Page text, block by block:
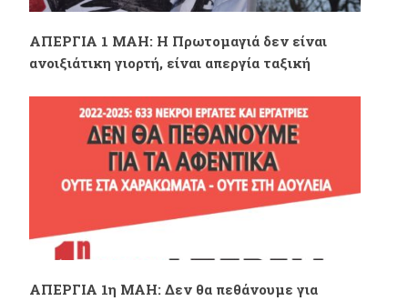
ΑΠΕΡΓΙΑ 1 ΜΑΗ: Η Πρωτομαγιά δεν είναι
ανοιξιάτικη γιορτή, είναι απεργία ταξική
ΑΠΕΡΓΙΑ 1η ΜΑΗ: Δεν θα πεθάνουμε για